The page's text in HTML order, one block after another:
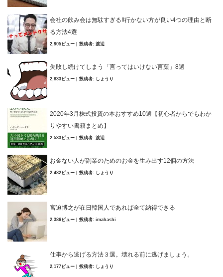
会社の飲み会は無駄すぎる!!行かない方が良い4つの理由と断
る方法4選
2,905ビュー 投稿者: 渡辺
失敗し続けてしまう「言ってはいけない言葉」8選
2,833ビュー 投稿者: しょうり
2020年3月株式投資の本おすすめ10選【初心者からでもわか
りやすい書籍まとめ】
2,533ビュー 投稿者: 渡辺
お金ない人が副業のためのお金を生み出す12個の方法
2,482ビュー 投稿者: しょうり
宮迫博之が在日韓国人であれば全て納得できる
2,386ビュー 投稿者: imahashi
仕事から逃げる方法３選。壊れる前に逃げましょう。
2,177ビュー 投稿者: しょうり